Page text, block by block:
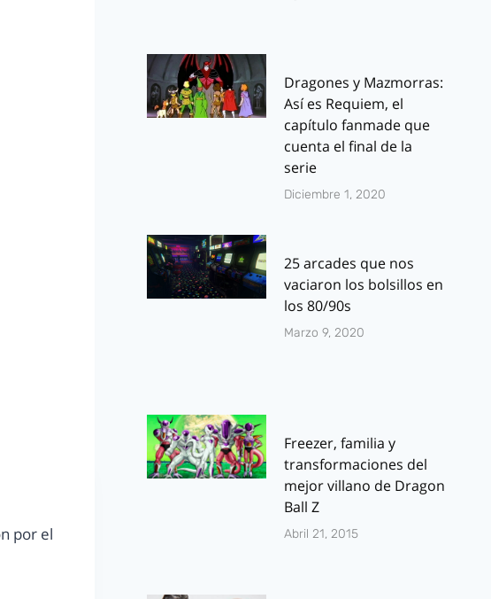
por el
Dragones y Mazmorras:
Así es Requiem, el
capítulo fanmade que
cuenta el final de la
serie
Diciembre 1, 2020
25 arcades que nos
vaciaron los bolsillos en
los 80/90s
Marzo 9, 2020
Freezer, familia y
transformaciones del
mejor villano de Dragon
Ball Z
Abril 21, 2015